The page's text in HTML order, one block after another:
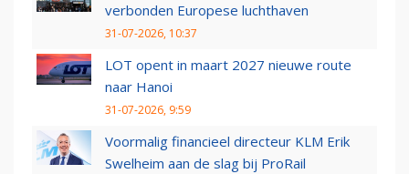
verbonden Europese luchthaven
31-07-2026, 10:37
LOT opent in maart 2027 nieuwe route
naar Hanoi
31-07-2026, 9:59
Voormalig financieel directeur KLM Erik
Swelheim aan de slag bij ProRail